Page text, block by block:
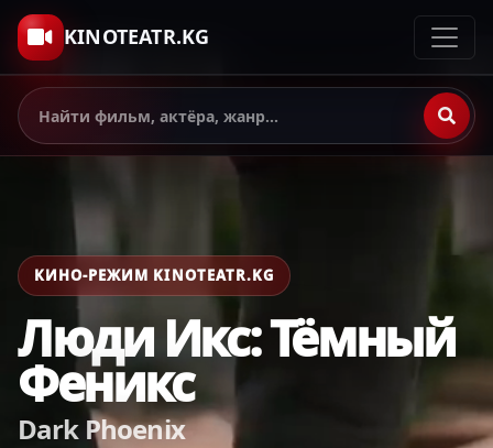
KINOTEATR.KG
КИНО-РЕЖИМ KINOTEATR.KG
Люди Икс: Тёмный
Феникс
Dark Phoenix